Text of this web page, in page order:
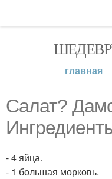
главная
Салат?
- 4 яйца.
- 1 большая морковь.